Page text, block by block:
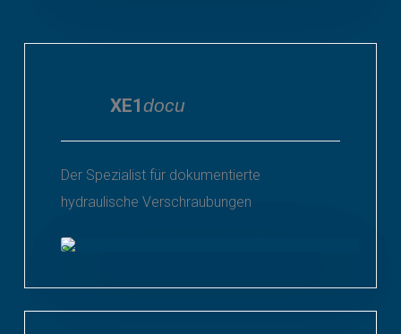
XE1docu
Der Spezialist für dokumentierte
hydraulische Verschraubungen